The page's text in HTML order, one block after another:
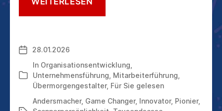
DIE
DRINGEND
BENÖTIGTEN
Veröffentlichungsdatum
28.01.2026
Kategorien
In Organisationsentwicklung
Unternehmensführung Mitarbeiterführung
Übermorgengestalter, Für Sie gelesen
Andersmacher, Game Changer, Innovator, Pionier,